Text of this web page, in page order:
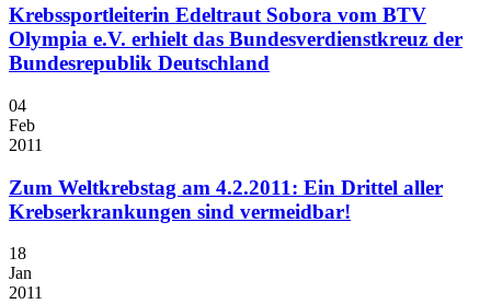
Krebssportleiterin Edeltraut Sobora vom BTV
Olympia e.V. erhielt das Bundesverdienstkreuz der
Bundesrepublik Deutschland
04
Feb
2011
Zum Weltkrebstag am 4.2.2011: Ein Drittel aller
Krebserkrankungen sind vermeidbar!
18
Jan
2011